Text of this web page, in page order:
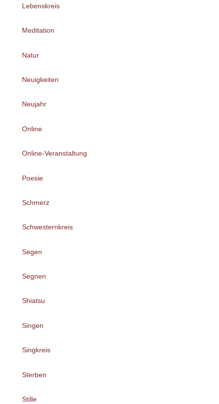
Lebenskreis
Meditation
Natur
Neuigkeiten
Neujahr
Online
Online-Veranstaltung
Poesie
Schmerz
Schwesternkreis
Segen
Segnen
Shiatsu
Singen
Singkreis
Sterben
Stille